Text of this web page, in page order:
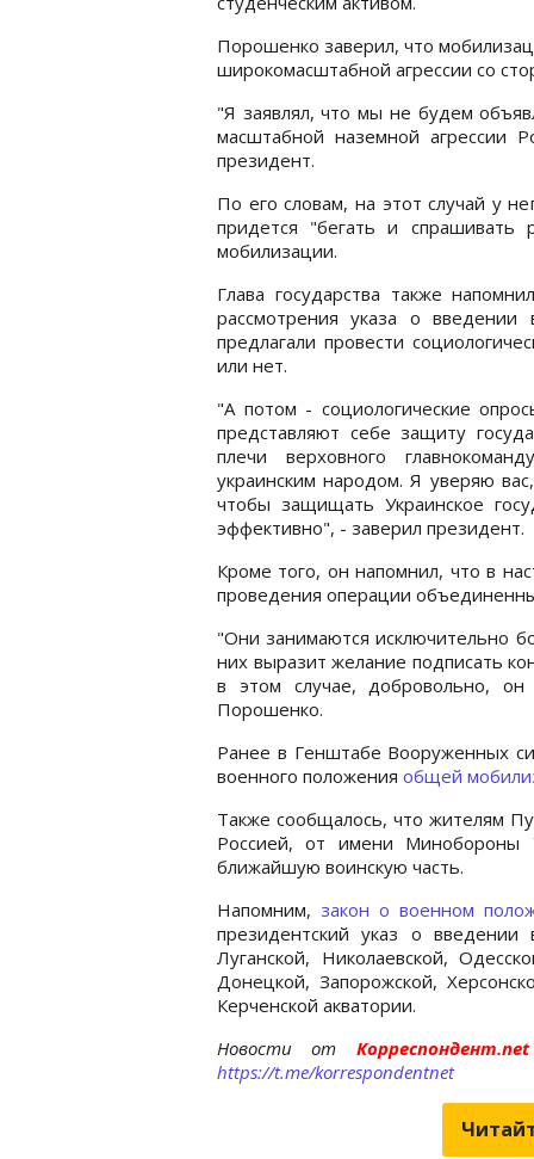
Порошенко заверил, что
широкомасштабной агрессии со
"Я заявлял, что мы не будем
масштабной наземной агрессии
президент.
По его словам, на этот случай у
придется "бегать и
мобилизации.
Глава государства также
рассмотрения указа о
предлагали провести
или нет.
"А потом - социологические
представляют себе защиту
плечи верховного
украинским народом. Я уверяю
чтобы защищать Украинское
эффективно", - заверил президент.
Кроме того, он напомнил, что в
проведения операции
"Они занимаются исключительно
них выразит желание подписать
в этом случае, добровольно,
Порошенко.
Ранее в Генштабе Вооруженных
военного положения общей
Также сообщалось, что жителям
Россией, от имени
ближайшую воинскую часть.
Напомним,закон о военном
президентский указ о
Луганской, Николаевской,
Донецкой, Запорожской,
Керченской акватории.
Новости от
https://t.me/korrespondentnet